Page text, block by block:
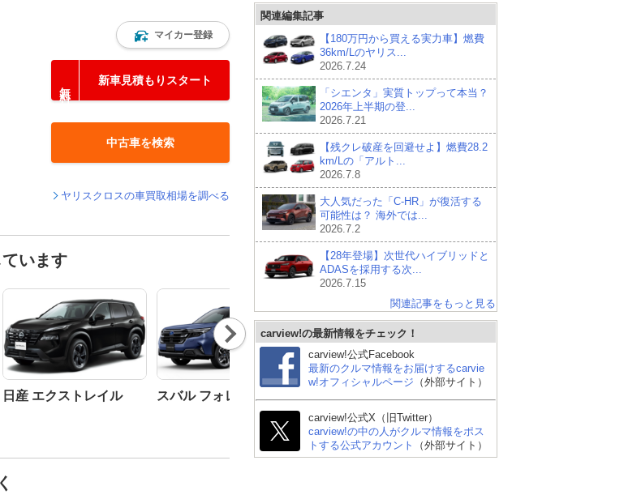
マイカー登録
新車見積もりスタート
中古車を検索
ヤリスクロスの車買取相場を調べる
います
日産 エクストレイル スバル フォレスター
Nex
t
関連編集記事
【180万円から買える実力車】燃費
36km/Lのヤリス...
2026.7.24
「シエンタ」実質トップって本当？
2026年上半期の登...
2026.7.21
【残クレ破産を回避せよ】燃費28.2
km/Lの「アルト...
2026.7.8
大人気だった「C-HR」が復活する
可能性は？ 海外では...
2026.7.2
【28年登場】次世代ハイブリッドと
ADASを採用する次...
2026.7.15
関連記事をもっと見る
carview!の最新情報をチェック！
carview!公式Facebook
最新のクルマ情報をお届けするcarvie
w!オフィシャルページ （外部サイト）
carview!公式X（旧Twitter）
carview!の中の人がクルマ情報をポス
トする公式アカウント
（外部サイト）